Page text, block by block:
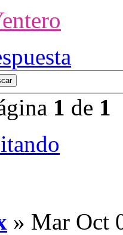
1 de 1
» Mar Oct